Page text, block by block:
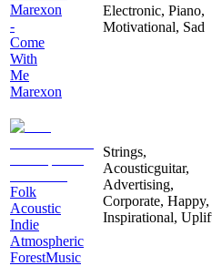
Marexon
-
Come
With
Me
Marexon
Electronic, Piano,
Motivational, Sad
Folk
Acoustic
Indie
Atmospheric
ForestMusic
Strings,
Acousticguitar,
Advertising,
Corporate, Happy,
Inspirational,